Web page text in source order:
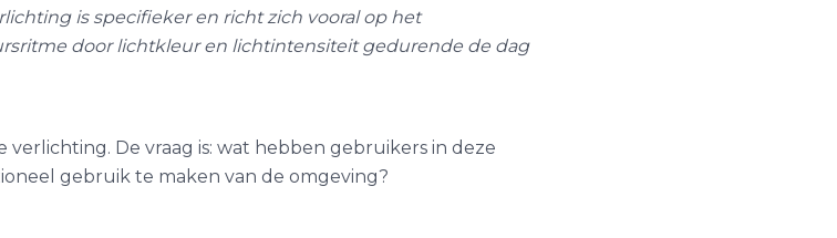
is specifieker en richt zich vooral op het
door lichtkleur en lichtintensiteit gedurende de dag
De vraag is: wat hebben gebruikers in deze
gebruik te maken van de omgeving?